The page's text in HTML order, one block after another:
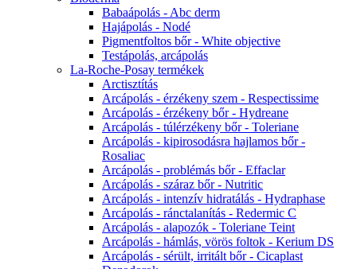
Babaápolás - Abc derm
Hajápolás - Nodé
Pigmentfoltos bőr - White objective
Testápolás, arcápolás
La-Roche-Posay termékek
Arctisztítás
Arcápolás - érzékeny szem - Respectissime
Arcápolás - érzékeny bőr - Hydreane
Arcápolás - túlérzékeny bőr - Toleriane
Arcápolás - kipirosodásra hajlamos bőr -
Rosaliac
Arcápolás - problémás bőr - Effaclar
Arcápolás - száraz bőr - Nutritic
Arcápolás - intenzív hidratálás - Hydraphase
Arcápolás - ránctalanítás - Redermic C
Arcápolás - alapozók - Toleriane Teint
Arcápolás - hámlás, vörös foltok - Kerium DS
Arcápolás - sérült, irritált bőr - Cicaplast